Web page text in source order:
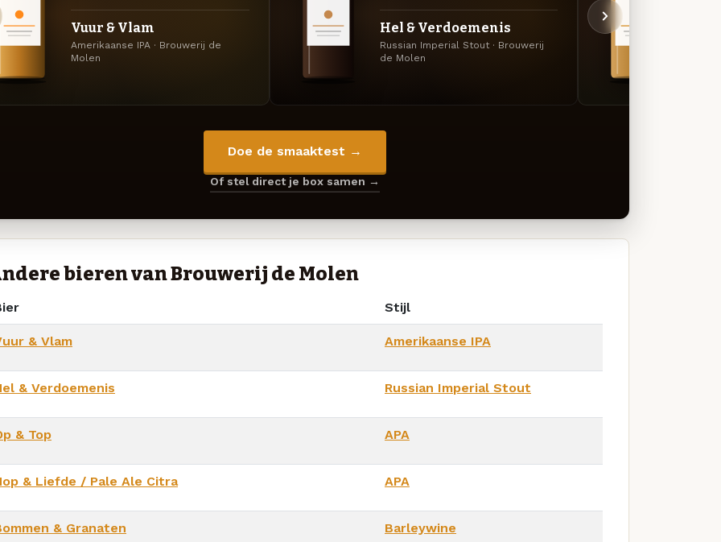
Vuur & Vlam
Amerikaanse IPA · Brouwerij de
Molen
Hel & Verdoemenis
Russian Imperial Stout · Brouwerij
de Molen
Doe de smaaktest →
Of stel direct je box samen →
bieren van Brouwerij de Molen
Stijl
& Vlam Amerikaanse IPA
& Verdoemenis Russian Imperial Stout
& Top APA
& Liefde / Pale Ale Citra APA
& Granaten Barleywine